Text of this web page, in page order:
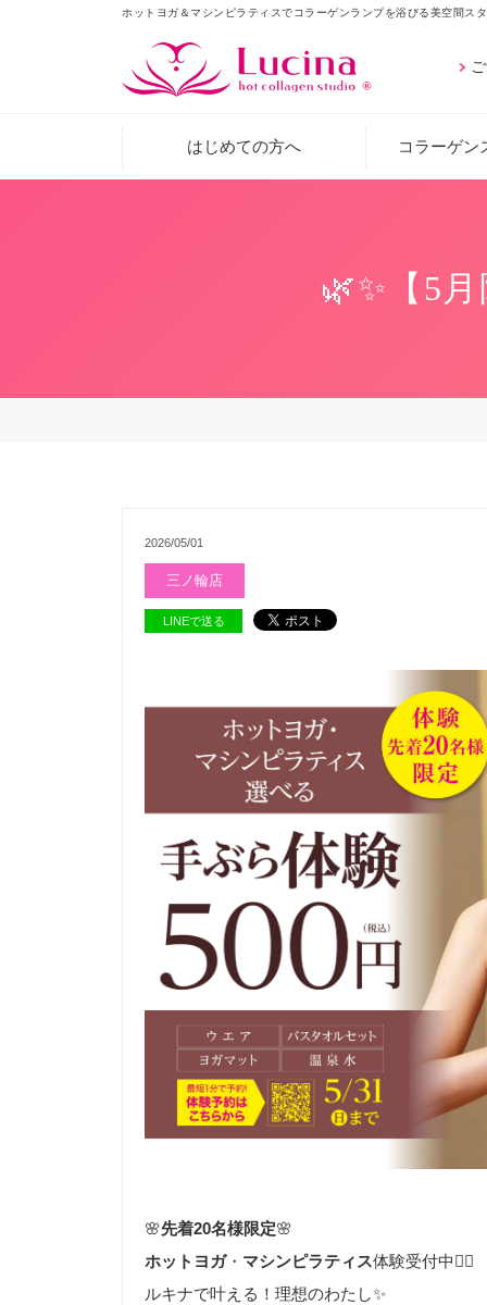
ホットヨガ＆マシンピラティスでコラーゲンランプを浴びる美空間ス
はじめての方へ コラーゲン
🌿✨【5
2026/05/01
三ノ輪店
LINEで送る
🌸先着20名様限定🌸
ホットヨガ・ マシンピラティス体験受付中🧘‍♀️
ルキナで叶える！理想のわたし✨